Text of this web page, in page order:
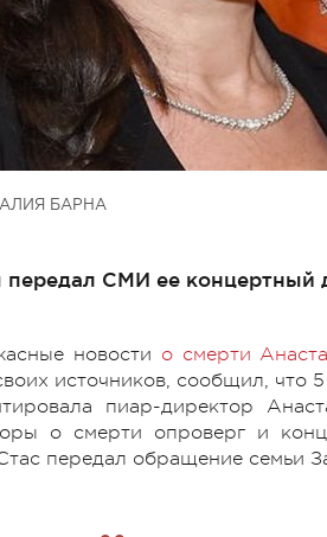
БАРНА
СМИ ее концертный
новости о смерти
источников, сообщил, что
пиар-директор
о смерти опроверг и
передал обращение семьи